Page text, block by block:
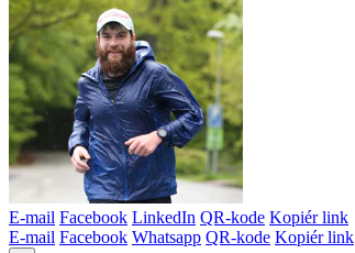
E-mail Facebook LinkedIn QR-kode Kopiér link
E-mail Facebook Whatsapp QR-kode Kopiér link